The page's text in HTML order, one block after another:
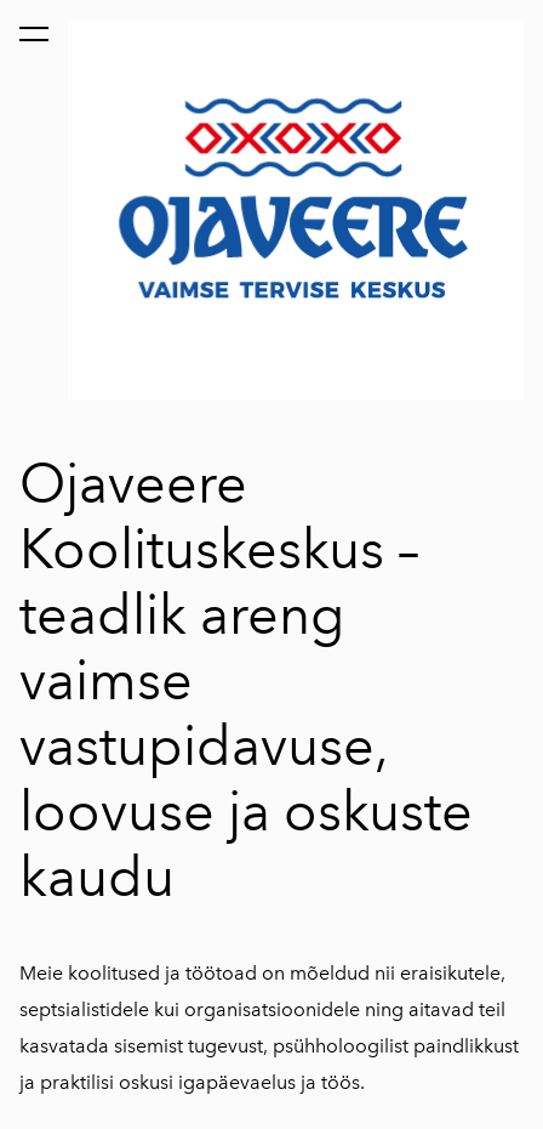
lisati ostukorvi.
Ojaveere
Koolituskeskus –
teadlik areng
vaimse
vastupidavuse,
loovuse ja oskuste
kaudu
Meie koolitused ja töötoad on mõeldud nii eraisikutele,
septsialistidele kui organisatsioonidele ning aitavad teil
kasvatada sisemist tugevust, psühholoogilist paindlikkust
ja praktilisi oskusi igapäevaelus ja töös.